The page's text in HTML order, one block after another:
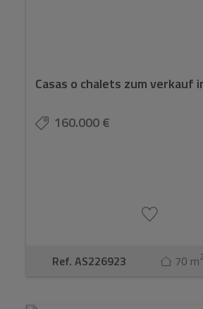
Casas o chalets zum verkauf
160.000 €
Ref. AS226923 70 m2